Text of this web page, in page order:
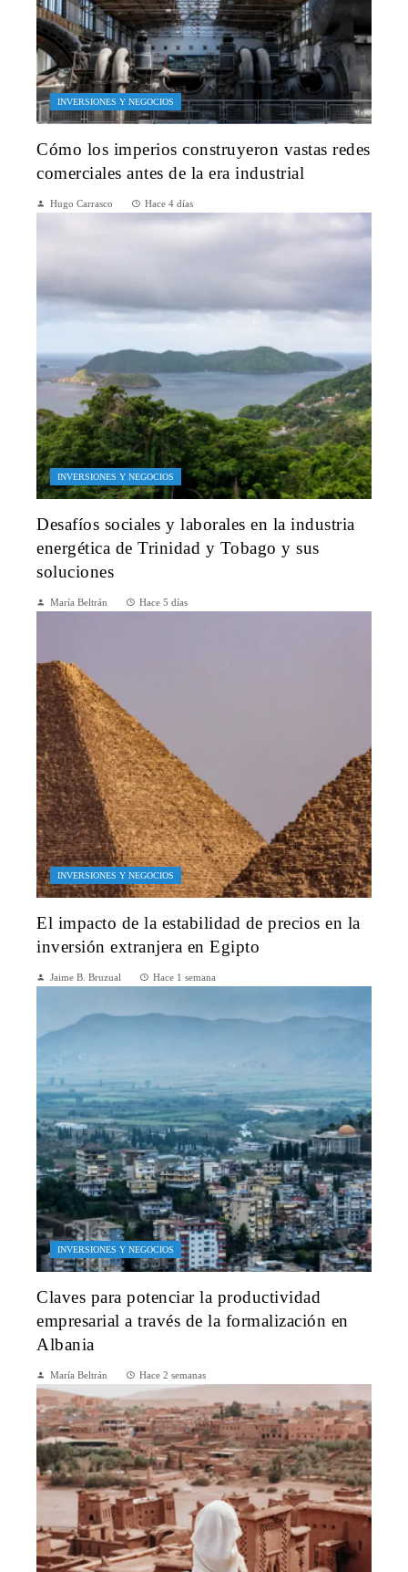
INVERSIONES Y NEGOCIOS
Cómo los imperios construyeron vastas redes
comerciales antes de la era industrial
Hugo Carrasco Hace 4 días
INVERSIONES Y NEGOCIOS
Desafíos sociales y laborales en la industria
energética de Trinidad y Tobago y sus
soluciones
María Beltrán Hace 5 días
INVERSIONES Y NEGOCIOS
El impacto de la estabilidad de precios en la
inversión extranjera en Egipto
Jaime B. Bruzual Hace 1 semana
INVERSIONES Y NEGOCIOS
Claves para potenciar la productividad
empresarial a través de la formalización en
Albania
María Beltrán Hace 2 semanas